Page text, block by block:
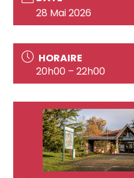
28 Mai 2026
HORAIRE
20h00 – 22h00